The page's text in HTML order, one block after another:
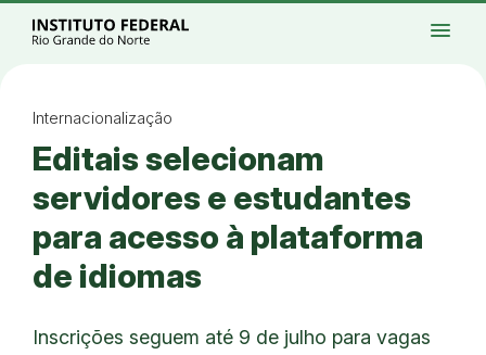
Ir para a página inicial
Ir para a busca
Alto contraste
Login da Área Administrativa
Acessibilidade
menu
Internacionalização
Editais selecionam
servidores e estudantes
para acesso à plataforma
de idiomas
Inscrições seguem até 9 de julho para vagas